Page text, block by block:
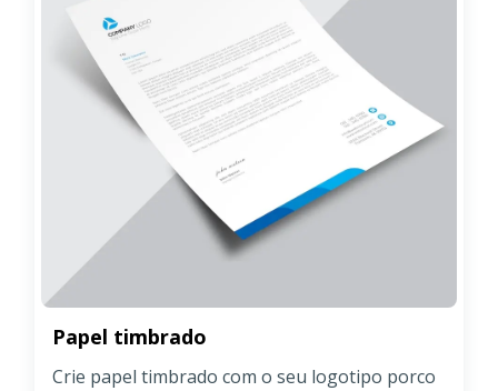
Papel timbrado
Crie papel timbrado com o seu logotipo porco